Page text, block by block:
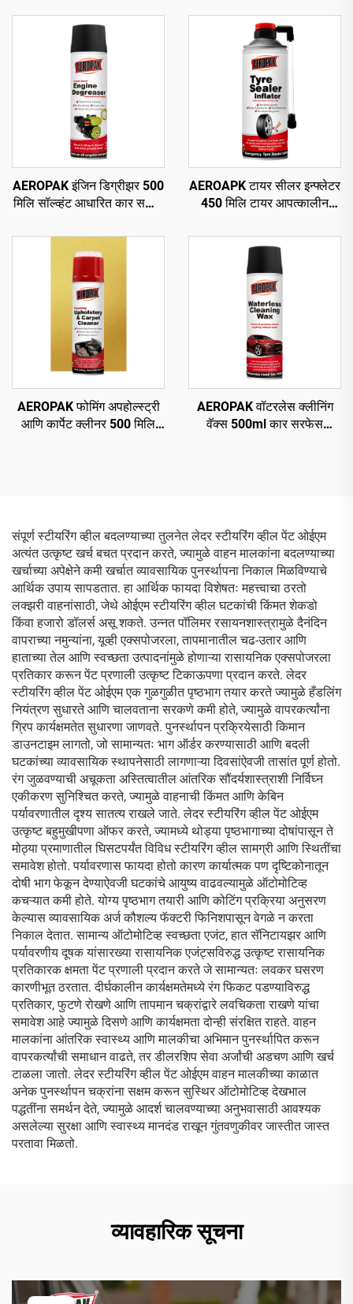
AEROPAK इंजिन डिग्रीझर 500
मिलि सॉल्व्हंट आधारित कार सफाई
AEROAPK टायर सीलर इन्फ्लेटर
450 मिलि टायर आपत्कालीन
वायू भरणे
AEROPAK फोमिंग अपहोल्स्ट्री
आणि कार्पेट क्लीनर 500 मिलि
AEROPAK वॉटरलेस क्लीनिंग
वॅक्स 500ml कार सरफेस
संपूर्ण स्टीयरिंग व्हील बदलण्याच्या तुलनेत लेदर स्टीयरिंग व्हील पेंट ओईएम
अत्यंत उत्कृष्ट खर्च बचत प्रदान करते, ज्यामुळे वाहन मालकांना बदलण्याच्या
खर्चाच्या अपेक्षेने कमी खर्चात व्यावसायिक पुनर्स्थापना निकाल मिळविण्याचे
आर्थिक उपाय सापडतात. हा आर्थिक फायदा विशेषतः महत्त्वाचा ठरतो
लक्झरी वाहनांसाठी, जेथे ओईएम स्टीयरिंग व्हील घटकांची किंमत शेकडो
किंवा हजारो डॉलर्स असू शकते. उन्नत पॉलिमर रसायनशास्त्रामुळे दैनंदिन
वापराच्या नमुन्यांना, यूव्ही एक्सपोजरला, तापमानातील चढ-उतार आणि
हाताच्या तेल आणि स्वच्छता उत्पादनांमुळे होणाऱ्या रासायनिक एक्सपोजरला
प्रतिकार करून पेंट प्रणाली उत्कृष्ट टिकाऊपणा प्रदान करते. लेदर
स्टीयरिंग व्हील पेंट ओईएम एक गुळगुळीत पृष्ठभाग तयार करते ज्यामुळे हँडलिंग
नियंत्रण सुधारते आणि चालवताना सरकणे कमी होते, ज्यामुळे वापरकर्त्यांना
ग्रिप कार्यक्षमतेत सुधारणा जाणवते. पुनर्स्थापन प्रक्रियेसाठी किमान
डाउनटाइम लागतो, जो सामान्यतः भाग ऑर्डर करण्यासाठी आणि बदली
घटकांच्या व्यावसायिक स्थापनेसाठी लागणाऱ्या दिवसांऐवजी तासांत पूर्ण होतो.
रंग जुळवण्याची अचूकता अस्तित्वातील आंतरिक सौंदर्यशास्त्राशी निर्विघ्न
एकीकरण सुनिश्चित करते, ज्यामुळे वाहनाची किंमत आणि केबिन
पर्यावरणातील दृश्य सातत्य राखले जाते. लेदर स्टीयरिंग व्हील पेंट ओईएम
उत्कृष्ट बहुमुखीपणा ऑफर करते, ज्यामध्ये थोड्या पृष्ठभागाच्या दोषांपासून ते
मोठ्या प्रमाणातील घिसटपर्यंत विविध स्टीयरिंग व्हील सामग्री आणि स्थितींचा
समावेश होतो. पर्यावरणास फायदा होतो कारण कार्यात्मक पण दृष्टिकोनातून
दोषी भाग फेकून देण्याऐवजी घटकांचे आयुष्य वाढवल्यामुळे ऑटोमोटिव्ह
कचऱ्यात कमी होते. योग्य पृष्ठभाग तयारी आणि कोटिंग प्रक्रिया अनुसरण
केल्यास व्यावसायिक अर्ज कौशल्य फॅक्टरी फिनिशपासून वेगळे न करता
निकाल देतात. सामान्य ऑटोमोटिव्ह स्वच्छता एजंट, हात सॅनिटायझर आणि
पर्यावरणीय दूषक यांसारख्या रासायनिक एजंट्सविरुद्ध उत्कृष्ट रासायनिक
प्रतिकारक क्षमता पेंट प्रणाली प्रदान करते जे सामान्यतः लवकर घसरण
कारणीभूत ठरतात. दीर्घकालीन कार्यक्षमतेमध्ये रंग फिकट पडण्याविरुद्ध
प्रतिकार, फुटणे रोखणे आणि तापमान चक्रांद्वारे लवचिकता राखणे यांचा
समावेश आहे ज्यामुळे दिसणे आणि कार्यक्षमता दोन्ही संरक्षित राहते. वाहन
मालकांना आंतरिक स्वास्थ्य आणि मालकीचा अभिमान पुनर्स्थापित करून
वापरकर्त्यांची समाधान वाढते, तर डीलरशिप सेवा अर्जांची अडचण आणि खर्च
टाळला जातो. लेदर स्टीयरिंग व्हील पेंट ओईएम वाहन मालकीच्या काळात
अनेक पुनर्स्थापन चक्रांना सक्षम करून सुस्थिर ऑटोमोटिव्ह देखभाल
पद्धतींना समर्थन देते, ज्यामुळे आदर्श चालवण्याच्या अनुभवासाठी आवश्यक
असलेल्या सुरक्षा आणि स्वास्थ्य मानदंड राखून गुंतवणुकीवर जास्तीत जास्त
परतावा मिळतो.
व्यावहारिक सूचना